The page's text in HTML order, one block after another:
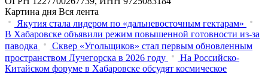
Картина дня Вся лента
Якутия стала лидером по «дальневосточным гектарам»
В Хабаровске объявили режим повышенной готовности из‑за
паводка
Сквер «Угольщиков» стал первым обновленным
пространством Лучегорска в 2026 году
На Российско-
Китайском форуме в Хабаровске обсудят космическое